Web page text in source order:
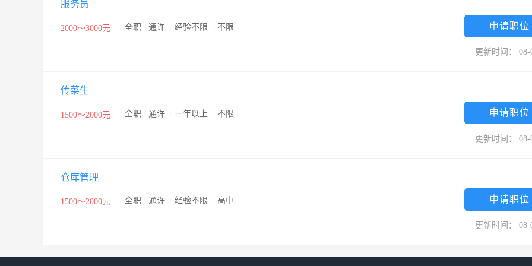
会等部门评为“河南名店”。自2007年始，开封市玉泉中兴楼饮食有限公司斥资数千万打造开封地区最大规模的配送中心和管理公
司，并先后从奥地利餐饮管理学院、CRB、大唐餐饮（国际）投资集团、顺峰餐饮（投资）集团等国内、外著名专业院校、聘请
服务员
2000～3000元 全职 通许 经验不限 不限 申请职位
更新时间： 08-
传菜生
1500～2000元 全职 通许 一年以上 不限 申请职位
更新时间： 08-
仓库管理
1500～2000元 全职 通许 经验不限 高中 申请职位
更新时间： 08-